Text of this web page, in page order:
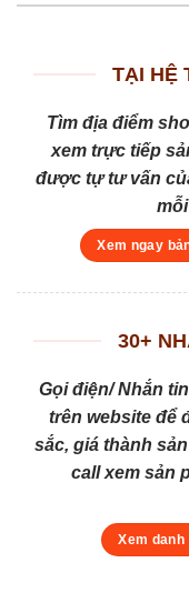
TẠI HỆ
Tìm địa điểm
xem trực tiếp
được tự tư vấn
Xem ngay
30+
Gọi điện/ Nhắn
trên website để
sắc, giá thành
call xem sản
Xem